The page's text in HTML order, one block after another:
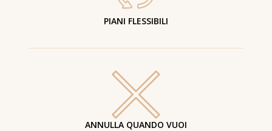
PIANI FLESSIBILI
ANNULLA QUANDO VUOI